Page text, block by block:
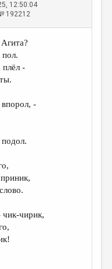
12:50:04
192212
-
-
подол.
чирик,